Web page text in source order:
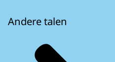
Andere talen